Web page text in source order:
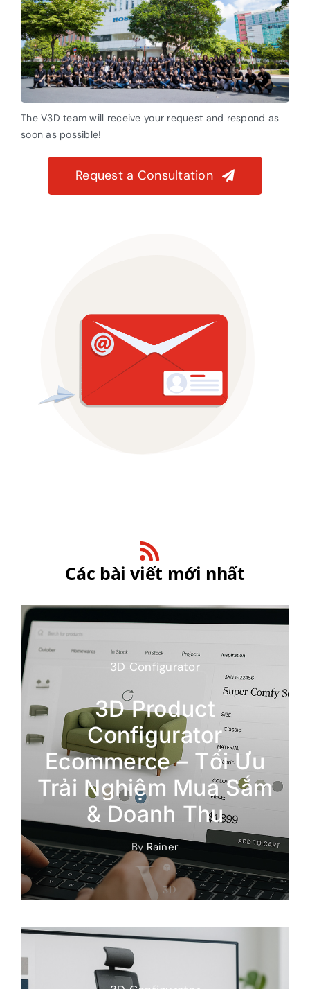
The V3D team will receive your request and respond as
Request a Consultation
Các bài viết mới nhất
3D Product
Configurator
Ecommerce – Tối Ưu
Trải Nghiệm Mua Sắm
& Doanh Thu
ByRainer